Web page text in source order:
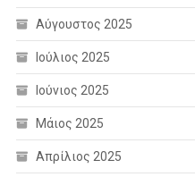
Αύγουστος 2025
Ιούλιος 2025
Ιούνιος 2025
Μάιος 2025
Απρίλιος 2025